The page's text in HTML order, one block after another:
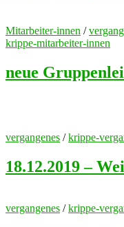
Mitarbeiter-innen /
krippe-mitarbeiter-innen
neue
vergangenes /krippe-
18.12.2019 –
vergangenes /krippe-